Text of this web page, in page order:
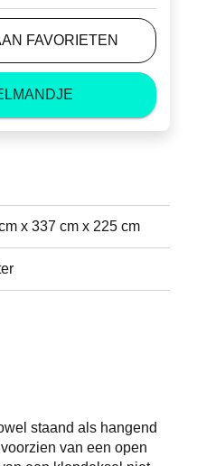
FAVORIETEN
staand als hangend
van een open
x 337 cm x 225 cm